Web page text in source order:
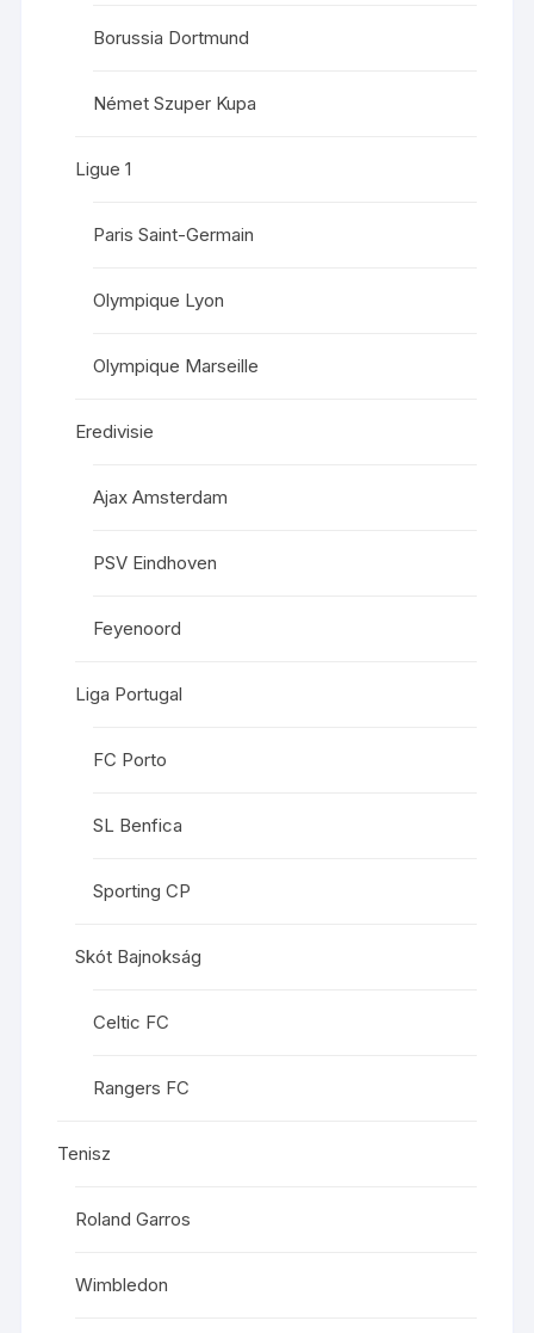
Borussia Dortmund
Német Szuper Kupa
Ligue 1
Paris Saint-Germain
Olympique Lyon
Olympique Marseille
Eredivisie
Ajax Amsterdam
PSV Eindhoven
Feyenoord
Liga Portugal
FC Porto
SL Benfica
Sporting CP
Skót Bajnokság
Celtic FC
Rangers FC
Tenisz
Roland Garros
Wimbledon